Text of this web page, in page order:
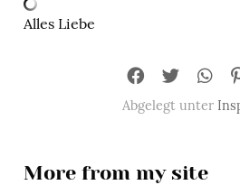
Alles Liebe
Abgelegt unter
More from my site